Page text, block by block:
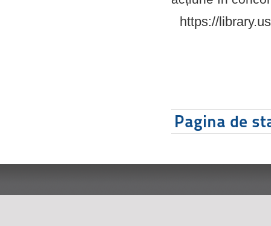
https://
Pagina de